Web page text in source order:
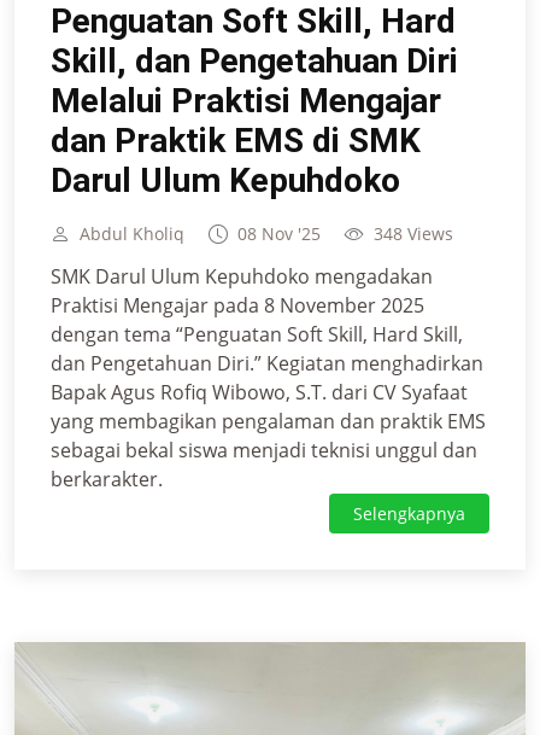
Penguatan Soft Skill, Hard
Skill, dan Pengetahuan Diri
Melalui Praktisi Mengajar
dan Praktik EMS di SMK
Darul Ulum Kepuhdoko
Abdul Kholiq 08 Nov '25 348 Views
SMK Darul Ulum Kepuhdoko mengadakan
Praktisi Mengajar pada 8 November 2025
dengan tema “Penguatan Soft Skill, Hard Skill,
dan Pengetahuan Diri.” Kegiatan menghadirkan
Bapak Agus Rofiq Wibowo, S.T. dari CV Syafaat
yang membagikan pengalaman dan praktik EMS
sebagai bekal siswa menjadi teknisi unggul dan
berkarakter.
Selengkapnya